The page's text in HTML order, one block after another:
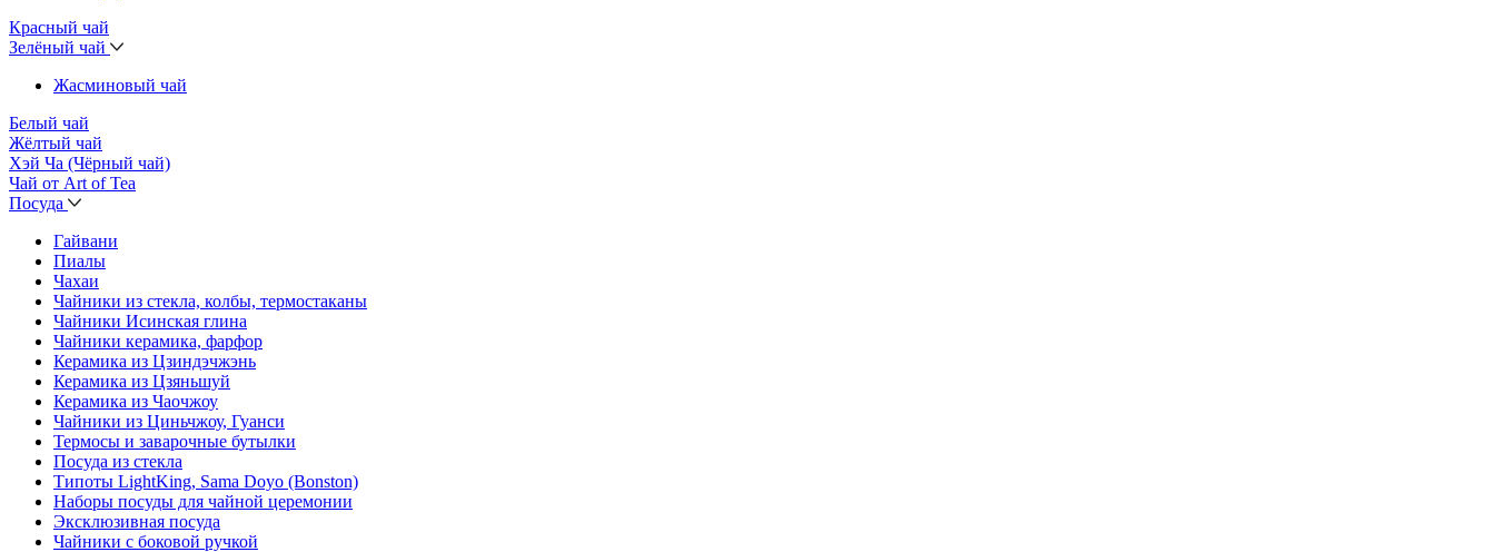
Красный чай
Зелёный чай
Жасминовый чай
Белый чай
Жёлтый чай
Хэй Ча (Чёрный чай)
Чай от Art of Tea
Посуда
Гайвани
Пиалы
Чахаи
Чайники из стекла, колбы, термостаканы
Чайники Исинская глина
Чайники керамика, фарфор
Керамика из Цзиндэчжэнь
Керамика из Цзяньшуй
Керамика из Чаочжоу
Чайники из Циньчжоу, Гуанси
Термосы и заварочные бутылки
Посуда из стекла
Типоты LightKing, Sama Doyo (Bonston)
Наборы посуды для чайной церемонии
Эксклюзивная посуда
Чайники с боковой ручкой